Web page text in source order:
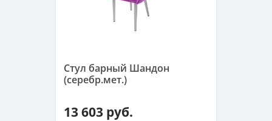
Стул барный Шандон
(серебр.мет.)
13 603 руб.